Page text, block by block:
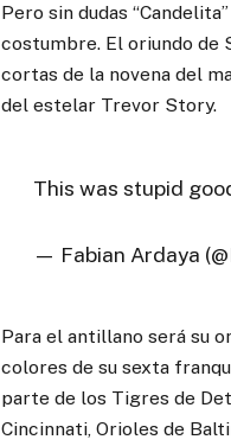
Pero sin dudas
costumbre. El oriundo de
cortas de la novena del
del estelar Trevor Story.
This was stupid
— Fabian Ardaya
Para el antillano será su
colores de su sexta
parte de los Tigres de
Cincinnati, Orioles de